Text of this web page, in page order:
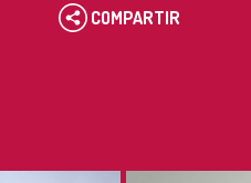
COMPARTIR